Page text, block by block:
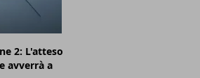
2: L'atteso
avverrà a